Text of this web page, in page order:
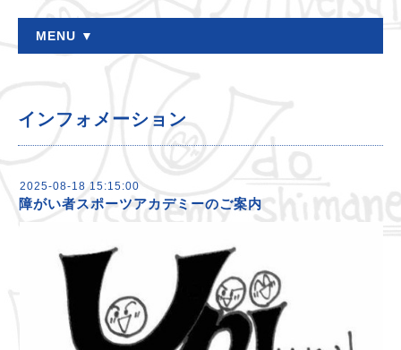
MENU ▼
インフォメーション
2025-08-18 15:15:00
障がい者スポーツアカデミーのご案内